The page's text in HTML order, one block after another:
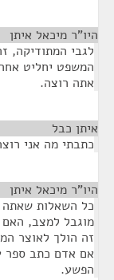
היו"ר מיכאל איתן
לגבי המתודיקה,
המשפט יחליט
אתה רוצה.
איתן כבל
כתבתי מה אני
היו"ר מיכאל איתן
כל השאלות
מוגבל למצב,
זה הולך לאוצר
אם אדם כתב ספר
הפשע.